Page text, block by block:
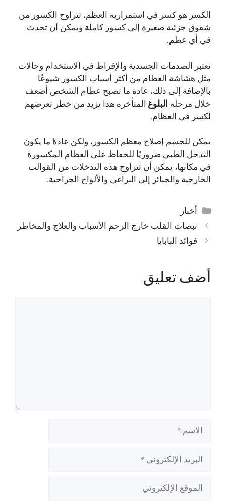
الكسر هو كسر في استمرارية العظم، تتراوح الكسور من
شقوق جزئية صغيرة إلى كسور كاملة ويمكن أن تحدث
في أي عظم.
تعتبر الصدمات الجسدية والإفراط في الاستخدام وحالات
مثل هشاشة العظام من أكثر أسباب الكسور شيوعًا
بالإضافة إلى ذلك، عادة ما تصبح عظام الشخص أضعف
خلال مرحلة البلوغ المتأخرة هذا يزيد من خطر تعرضهم
لكسر في العظام.
يمكن للجسم إصلاح معظم الكسور، ولكن عادةً ما يكون
التدخل الطبي ضروريًا للحفاظ على العظام المكسورة
في مكانها، يمكن أن تتراوح هذه التدخلات من القوالب
الخارجية والجبائر إلى البراغي والألواح الجراحية.
التصنيفات
أخبار
نبضات القلب خارج الرحم الأسباب والعلاج والمخاطر
فوائد البابايا
أضف تعليق
الاسم
البريد
الإلكتروني
الموقع
الإلكتروني